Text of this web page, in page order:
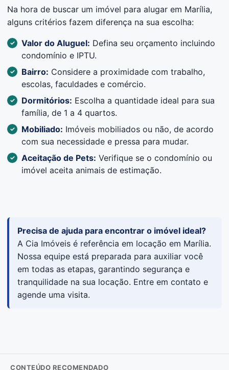
Na hora de buscar um imóvel para alugar em Marília,
alguns critérios fazem diferença na sua escolha:
Valor do Aluguel: Defina seu orçamento incluindo
condomínio e IPTU.
Bairro: Considere a proximidade com trabalho,
escolas, faculdades e comércio.
Dormitórios: Escolha a quantidade ideal para sua
família, de 1 a 4 quartos.
Mobiliado: Imóveis mobiliados ou não, de acordo
com sua necessidade e pressa para mudar.
Aceitação de Pets: Verifique se o condomínio ou
imóvel aceita animais de estimação.
Precisa de ajuda para encontrar o imóvel ideal?
A Cia Imóveis é referência em locação em Marília.
Nossa equipe está preparada para auxiliar você
em todas as etapas, garantindo segurança e
tranquilidade na sua locação. Entre em contato e
agende uma visita.
CONTEÚDO RECOMENDADO